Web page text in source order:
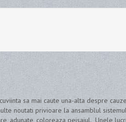
sa mai caute una-alta despre
noutati privioare la ansamblul
adunate, coloreaza peisajul. Unele